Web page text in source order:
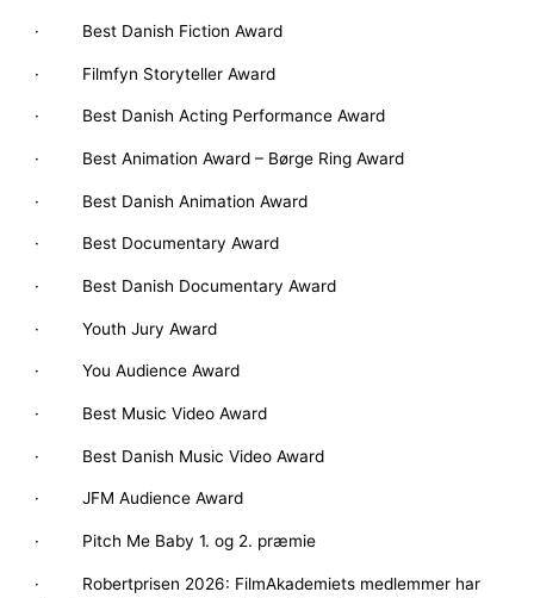
· Best Danish Fiction Award
· Filmfyn Storyteller Award
· Best Danish Acting Performance Award
· Best Animation Award – Børge Ring Award
· Best Danish Animation Award
· Best Documentary Award
· Best Danish Documentary Award
· Youth Jury Award
· You Audience Award
· Best Music Video Award
· Best Danish Music Video Award
· JFM Audience Award
· Pitch Me Baby 1. og 2. præmie
· Robertprisen 2026: FilmAkademiets medlemmer har